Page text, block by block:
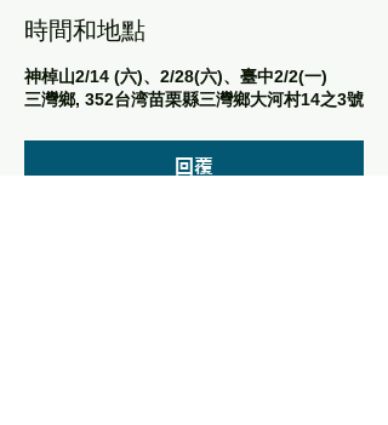
時間和地點
神棹山2/14 (六)、2/28(六)、臺中2/2(一)
三灣鄉, 352台湾苗栗縣三灣鄉大河村14之3號
回覆